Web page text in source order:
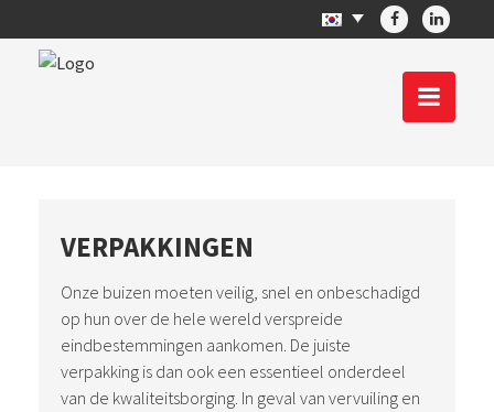
VERPAKKINGEN
Onze buizen moeten veilig, snel en onbeschadigd
op hun over de hele wereld verspreide
eindbestemmingen aankomen. De juiste
verpakking is dan ook een essentieel onderdeel
van de kwaliteitsborging. In geval van vervuiling en